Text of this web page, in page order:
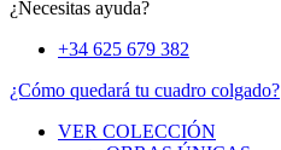
¿Necesitas ayuda?
+34 625 679 382
¿Cómo quedará tu cuadro colgado?
VER COLECCIÓN